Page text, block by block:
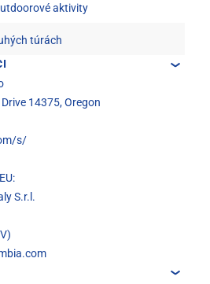
aktivity
túrách
14375, Oregon
s/
S.r.l.